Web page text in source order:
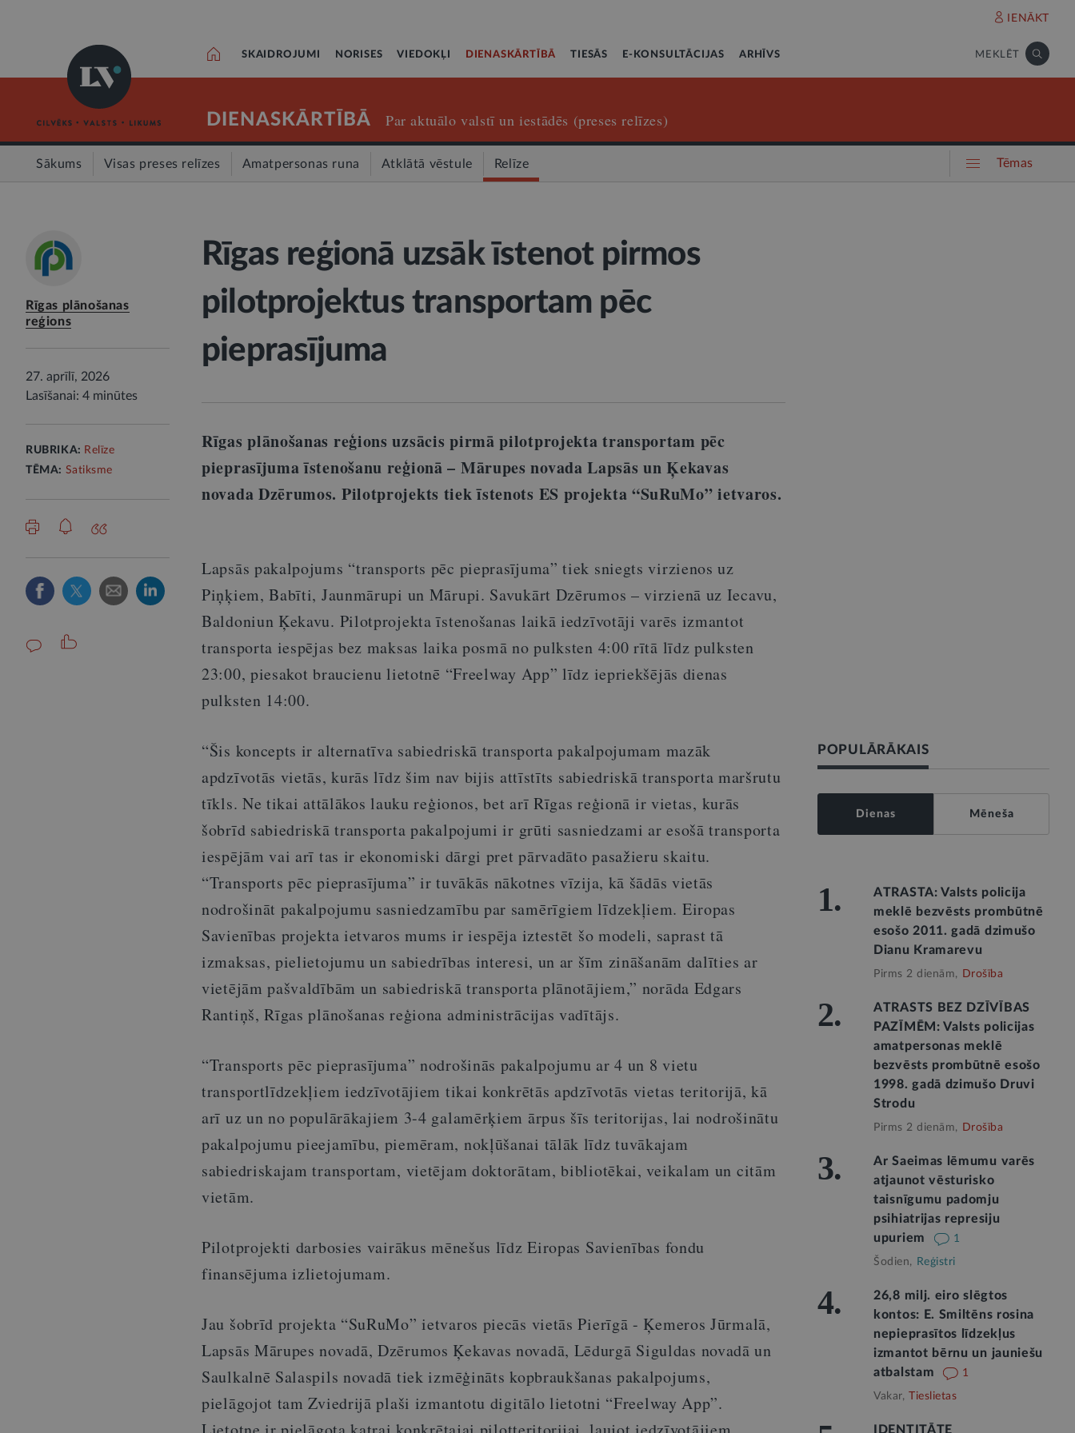
IENĀKT
SKAIDROJUMI NORISES VIEDOKĻI DIENASKĀRTĪBĀ TIESĀS E-KONSULTĀCIJAS ARHĪVS MEKLĒT
DIENASKĀRTĪBĀ Par aktuālo valstī un iestādēs (preses relīzes)
Sākums Visas preses relīzes Amatpersonas runa Atklātā vēstule Relīze Tēmas
Rīgas plānošanas
reģions
27. aprīlī, 2026
Lasīšanai: 4 minūtes
RUBRIKA: Relīze
TĒMA: Satiksme
Rīgas reģionā uzsāk īstenot pirmos
pilotprojektus transportam pēc
pieprasījuma
Rīgas plānošanas reģions uzsācis pirmā pilotprojekta transportam pēc
pieprasījuma īstenošanu reģionā – Mārupes novada Lapsās un Ķekavas
novada Dzērumos. Pilotprojekts tiek īstenots ES projekta “SuRuMo” ietvaros.
Lapsās pakalpojums “transports pēc pieprasījuma” tiek sniegts virzienos uz
Piņķiem, Babīti, Jaunmārupi un Mārupi. Savukārt Dzērumos – virzienā uz Iecavu,
Baldoniun Ķekavu. Pilotprojekta īstenošanas laikā iedzīvotāji varēs izmantot
transporta iespējas bez maksas laika posmā no pulksten 4:00 rītā līdz pulksten
23:00, piesakot braucienu lietotnē “Freelway App” līdz iepriekšējās dienas
pulksten 14:00.
“Šis koncepts ir alternatīva sabiedriskā transporta pakalpojumam mazāk
apdzīvotās vietās, kurās līdz šim nav bijis attīstīts sabiedriskā transporta maršrutu
tīkls. Ne tikai attālākos lauku reģionos, bet arī Rīgas reģionā ir vietas, kurās
šobrīd sabiedriskā transporta pakalpojumi ir grūti sasniedzami ar esošā transporta
iespējām vai arī tas ir ekonomiski dārgi pret pārvadāto pasažieru skaitu.
“Transports pēc pieprasījuma” ir tuvākās nākotnes vīzija, kā šādās vietās
nodrošināt pakalpojumu sasniedzamību par samērīgiem līdzekļiem. Eiropas
Savienības projekta ietvaros mums ir iespēja iztestēt šo modeli, saprast tā
izmaksas, pielietojumu un sabiedrības interesi, un ar šīm zināšanām dalīties ar
vietējām pašvaldībām un sabiedriskā transporta plānotājiem,” norāda Edgars
Rantiņš, Rīgas plānošanas reģiona administrācijas vadītājs.
“Transports pēc pieprasījuma” nodrošinās pakalpojumu ar 4 un 8 vietu
transportlīdzekļiem iedzīvotājiem tikai konkrētās apdzīvotās vietas teritorijā, kā
arī uz un no populārākajiem 3-4 galamērķiem ārpus šīs teritorijas, lai nodrošinātu
pakalpojumu pieejamību, piemēram, nokļūšanai tālāk līdz tuvākajam
sabiedriskajam transportam, vietējam doktorātam, bibliotēkai, veikalam un citām
vietām.
Pilotprojekti darbosies vairākus mēnešus līdz Eiropas Savienības fondu
finansējuma izlietojumam.
Jau šobrīd projekta “SuRuMo” ietvaros piecās vietās Pierīgā - Ķemeros Jūrmalā,
Lapsās Mārupes novadā, Dzērumos Ķekavas novadā, Lēdurgā Siguldas novadā un
Saulkalnē Salaspils novadā tiek izmēģināts kopbraukšanas pakalpojums,
pielāgojot tam Zviedrijā plaši izmantotu digitālo lietotni “Freelway App”.
POPULĀRĀKAIS
Dienas Mēneša
1.
ATRASTA: Valsts policija
meklē bezvēsts prombūtnē
esošo 2011. gadā dzimušo
Dianu Kramarevu
Pirms 2 dienām, Drošība
2.
ATRASTS BEZ DZĪVĪBAS
PAZĪMĒM: Valsts policijas
amatpersonas meklē
bezvēsts prombūtnē esošo
1998. gadā dzimušo Druvi
Strodu
Pirms 2 dienām, Drošība
3.
Ar Saeimas lēmumu varēs
atjaunot vēsturisko
taisnīgumu padomju
psihiatrijas represiju
upuriem
1
Šodien, Reģistri
4.
26,8 milj. eiro slēgtos
kontos: E. Smiltēns rosina
nepieprasītos līdzekļus
izmantot bērnu un jauniešu
atbalstam
1
Vakar, Tieslietas
IDENTITĀTE